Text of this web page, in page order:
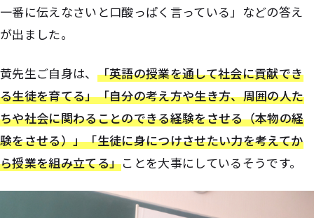
一番に伝えなさいと口酸っぱく言っている」などの答え
が出ました。
黄先生ご自身は、 「英語の授業を通して社会に貢献でき
る生徒を育てる」「自分の考え方や生き方、周囲の人た
ちや社会に関わることのできる経験をさせる（本物の経
験をさせる）」「生徒に身につけさせたい力を考えてか
ら授業を組み立てる」ことを大事にしているそうです。